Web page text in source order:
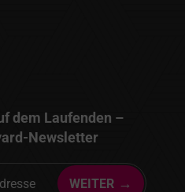
gelesen